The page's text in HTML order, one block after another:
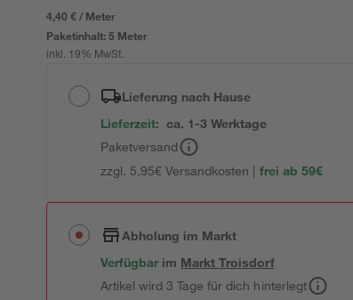
4,40 € / Meter
Paketinhalt:5 Meter
inkl. 19% MwSt.
Lieferung nach Hause
Lieferzeit: ca. 1-3 Werktage
Paketversand
zzgl. 5,95€ Versandkosten | frei ab 59€
Abholung im Markt
Verfügbar im MarktTroisdorf
Artikel wird 3 Tage für dich hinterlegt